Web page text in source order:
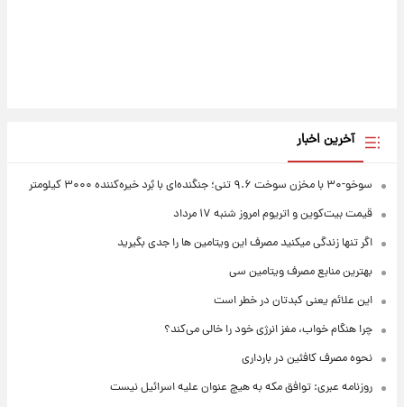
آخرین اخبار
سوخو-۳۰ با مخزن سوخت ۹.۶ تنی؛ جنگنده‌ای با بُرد خیره‌کننده ۳۰۰۰ کیلومتر
قیمت بیت‌کوین و اتریوم امروز شنبه ۱۷ مرداد
اگر تنها زندگی میکنید مصرف این ویتامین ها را جدی بگیرید
بهترین منابع مصرف ویتامین سی
این علائم یعنی کبدتان در خطر است
چرا هنگام خواب، مغز انرژی خود را خالی می‌کند؟
نحوه مصرف کافئین در بارداری
روزنامه عبری: توافق مکه به هیچ عنوان علیه اسرائیل نیست